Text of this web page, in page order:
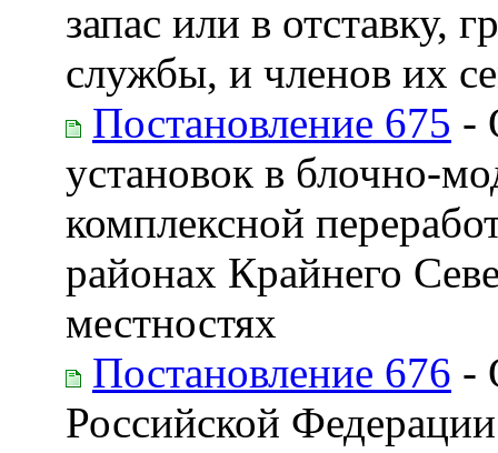
запас или в отставку,
службы, и членов их
Постановление 675 -
установок в блочно-
комплексной
районах Крайнего
местностях
Постановление 676 -
Российской